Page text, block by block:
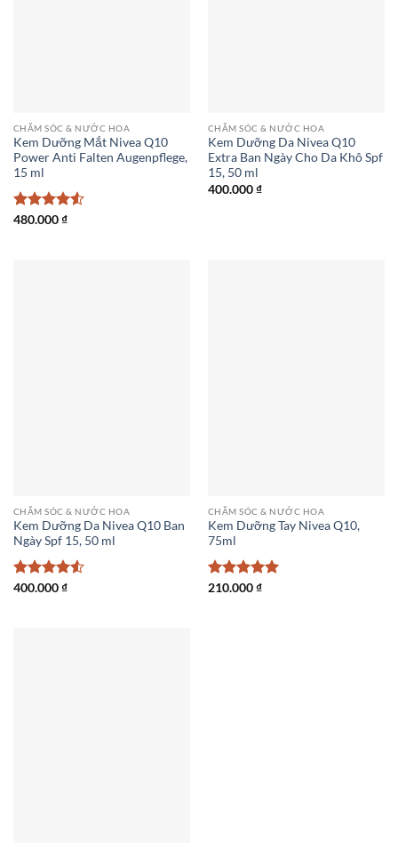
CHĂM SÓC & NƯỚC HOA
Kem Dưỡng Mắt Nivea Q10
Power Anti Falten Augenpflege,
15 ml
Được xếp
480.000₫
CHĂM SÓC & NƯỚC HOA
Kem Dưỡng Da Nivea Q10
Extra Ban Ngày Cho Da Khô Spf
15, 50 ml
400.000₫
CHĂM SÓC & NƯỚC HOA
Kem Dưỡng Da Nivea Q10 Ban
Ngày Spf 15, 50 ml
Được xếp
400.000₫
CHĂM SÓC & NƯỚC HOA
Kem Dưỡng Tay Nivea Q10,
75ml
Được xếp
210.000₫